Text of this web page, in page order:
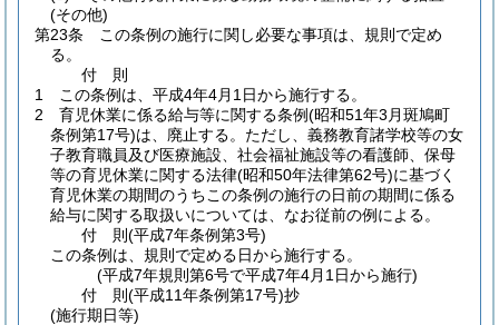
(その他)
第23条
この条例の施行に関し必要な事項は、規則で定め
る。
付 則
1
この条例は、平成4年4月1日から施行する。
2
育児休業に係る給与等に関する条例(昭和51年3月斑鳩町
条例第17号)は、廃止する。 ただし、義務教育諸学校等の女
子教育職員及び医療施設、社会福祉施設等の看護師、保母
等の育児休業に関する法律(昭和50年法律第62号)に基づく
育児休業の期間のうちこの条例の施行の日前の期間に係る
給与に関する取扱いについては、なお従前の例による。
付 則(平成7年条例第3号)
この条例は、規則で定める日から施行する。
(平成7年規則第6号で平成7年4月1日から施行)
付 則(平成11年条例第17号)抄
(施行期日等)